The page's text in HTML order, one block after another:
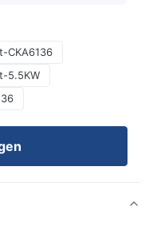
CKA6136
5.5KW